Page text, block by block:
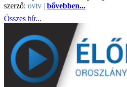
szerző: ovtv | bővebben...
Összes hír...